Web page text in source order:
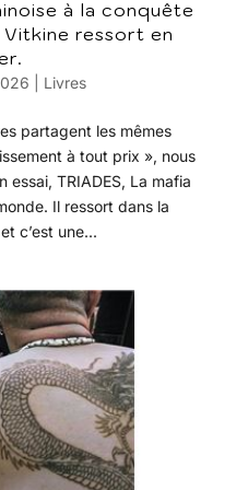
à la conquête
Vitkine ressort en
Livres
partagent les mêmes
à tout prix », nous
TRIADES, La mafia
Il ressort dans la
c’est une...